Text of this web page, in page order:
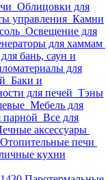
Облицовки для
управления Камни
Освещение для
для хаммам
бань, саун и
для
Баки и
для печей Тэны
Мебель для
Все для
аксессуары
Отопительные печи
кухни